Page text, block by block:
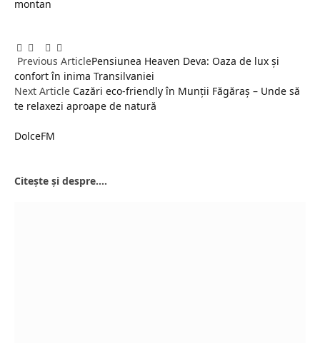
montan
Facebook
Twitter
Pinterest
LinkedIn
Tumblr
Previous ArticlePensiunea Heaven Deva: Oaza de lux și
confort în inima Transilvaniei
Next Article Cazări eco-friendly în Munții Făgăraș – Unde să
te relaxezi aproape de natură
DolceFM
Citește și despre....